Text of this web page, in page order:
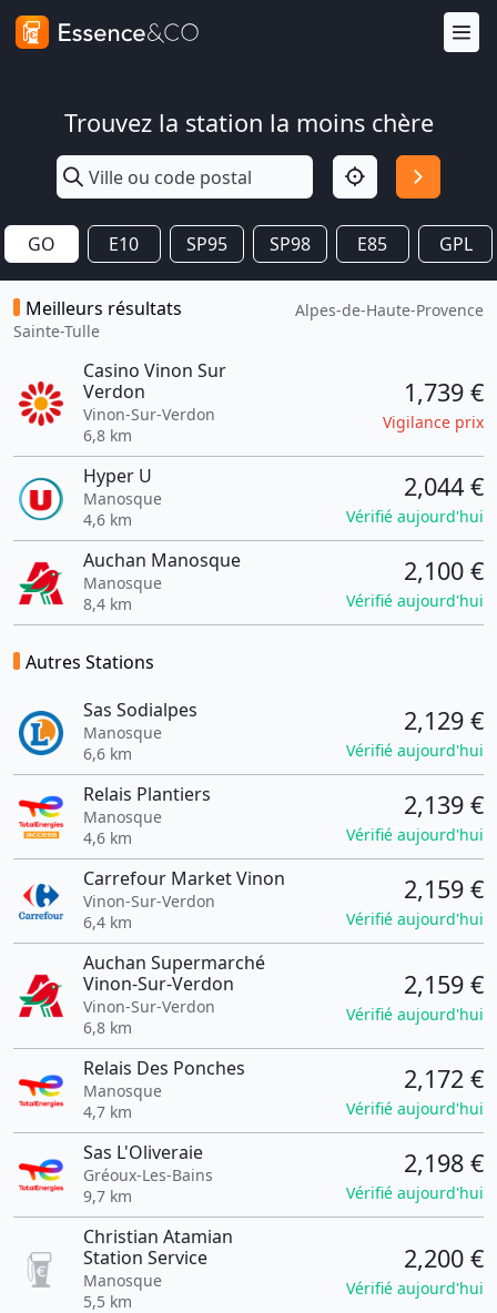
Trouvez la station la moins chère
GO E10 SP95 SP98 E85 GPL
Meilleurs résultats
Sainte-Tulle
Alpes-de-Haute-Provence
Casino Vinon Sur
Verdon
Vinon-Sur-Verdon
6,8 km
1,739 €
Vigilance prix
Hyper U
Manosque
4,6 km
2,044 €
Vérifié aujourd'hui
Auchan Manosque
Manosque
8,4 km
2,100 €
Vérifié aujourd'hui
Autres Stations
Sas Sodialpes
Manosque
6,6 km
2,129 €
Vérifié aujourd'hui
Relais Plantiers
Manosque
4,6 km
2,139 €
Vérifié aujourd'hui
Carrefour Market Vinon
Vinon-Sur-Verdon
6,4 km
2,159 €
Vérifié aujourd'hui
Auchan Supermarché
Vinon-Sur-Verdon
Vinon-Sur-Verdon
6,8 km
2,159 €
Vérifié aujourd'hui
Relais Des Ponches
Manosque
4,7 km
2,172 €
Vérifié aujourd'hui
Sas L'Oliveraie
Gréoux-Les-Bains
9,7 km
2,198 €
Vérifié aujourd'hui
Christian Atamian
Station Service
Manosque
5,5 km
2,200 €
Vérifié aujourd'hui